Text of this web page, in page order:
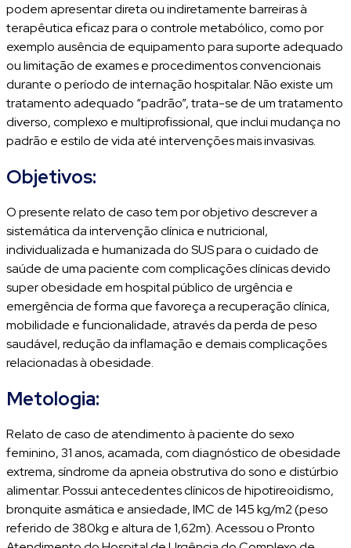
podem apresentar direta ou indiretamente barreiras à
terapêutica eficaz para o controle metabólico, como por
exemplo ausência de equipamento para suporte adequado
ou limitação de exames e procedimentos convencionais
durante o período de internação hospitalar. Não existe um
tratamento adequado “padrão”, trata-se de um tratamento
diverso, complexo e multiprofissional, que inclui mudança no
padrão e estilo de vida até intervenções mais invasivas.
Objetivos:
O presente relato de caso tem por objetivo descrever a
sistemática da intervenção clínica e nutricional,
individualizada e humanizada do SUS para o cuidado de
saúde de uma paciente com complicações clínicas devido
super obesidade em hospital público de urgência e
emergência de forma que favoreça a recuperação clínica,
mobilidade e funcionalidade, através da perda de peso
saudável, redução da inflamação e demais complicações
relacionadas à obesidade.
Metologia:
Relato de caso de atendimento à paciente do sexo
feminino, 31 anos, acamada, com diagnóstico de obesidade
extrema, síndrome da apneia obstrutiva do sono e distúrbio
alimentar. Possui antecedentes clínicos de hipotireoidismo,
bronquite asmática e ansiedade, IMC de 145 kg/m2 (peso
referido de 380kg e altura de 1,62m). Acessou o Pronto